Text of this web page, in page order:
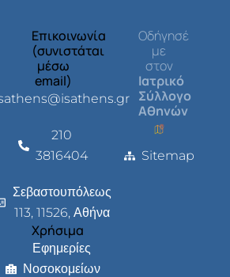
Επικοινωνία
(συνιστάται
μέσω
email)
210
3816404
Σεβαστουπόλεως
113, 11526, Αθήνα
Χρήσιμα
Εφημερίες
Νοσοκομείων
Οδήγησέ
με
στον
Ιατρικό
Σύλλογο
Αθηνών
Sitemap